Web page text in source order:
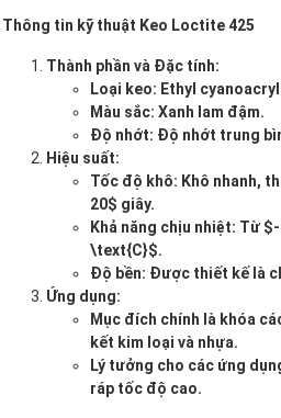
Thông tin kỹ thuật Keo Loctite 425
Thành phần và Đặc tính:
Loại keo: Ethyl
Màu sắc: Xanh lam đậm.
Độ nhớt: Độ nhớt trung
Hiệu suất:
Tốc độ khô: Khô nhanh,
20$ giây.
Khả năng chịu nhiệt: Từ
\text{C}$.
Độ bền: Được thiết kế là
Ứng dụng:
Mục đích chính là khóa
kết kim loại và nhựa.
Lý tưởng cho các ứng
ráp tốc độ cao.